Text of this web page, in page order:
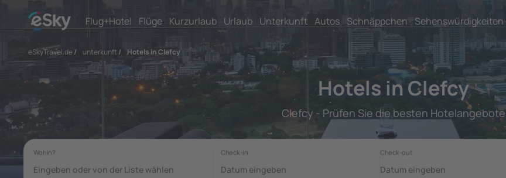
Flug+Hotel Flüge Kurzurlaub Urlaub Unterkunft Autos Schnäppchen Sehenswürdigkeiten
eSkyTravel.de/ unterkunft / Hotels in Clefcy
Hotels in Clefcy
Clefcy - Prüfen Sie die besten Hotelangebote